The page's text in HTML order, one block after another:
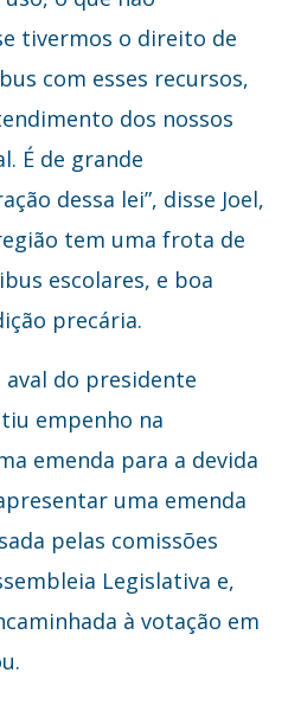
tivermos o direito de
com esses recursos,
dos nossos
É de grande
dessa lei”, disse Joel,
tem uma frota de
escolares, e boa
precária.
do presidente
empenho na
emenda para a devida
uma emenda
pelas comissões
Legislativa e,
à votação em